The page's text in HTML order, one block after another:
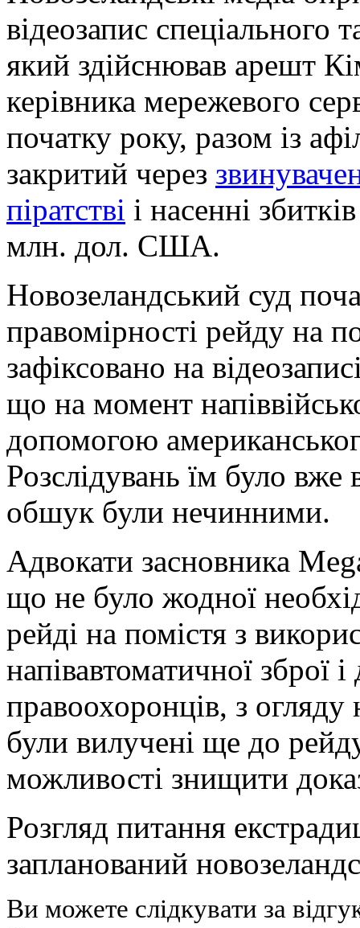
відеозапис спеціального
який здійснював арешт
керівника мережевого
початку року, разом із
закритий через
піратстві і насенні
млн. дол. США.
Новозеландський суд
правомірності рейду на
зафіксовано на
що на момент
допомогою
Розслідувань їм було
обшук були нечинними.
Адвокати засновника
що не було жодної
рейді на помістя з
напівавтоматичної зброї
правоохоронців, з
були вилучені ще до
можливості знищити
Розгляд питання
запланований
Ви можете слідкувати за